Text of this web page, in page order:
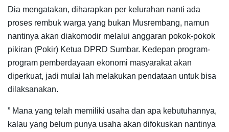
Dia mengatakan, diharapkan per kelurahan nanti ada
proses rembuk warga yang bukan Musrembang, namun
nantinya akan diakomodir melalui anggaran pokok-pokok
pikiran (Pokir) Ketua DPRD Sumbar. Kedepan program-
program pemberdayaan ekonomi masyarakat akan
diperkuat, jadi mulai lah melakukan pendataan untuk bisa
dilaksanakan.
” Mana yang telah memiliki usaha dan apa kebutuhannya,
kalau yang belum punya usaha akan difokuskan nantinya